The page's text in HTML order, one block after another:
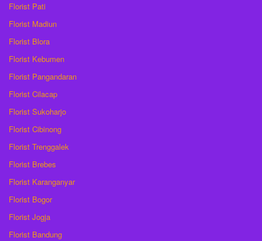
Florist Pati
Florist Madiun
Florist Blora
Florist Kebumen
Florist Pangandaran
Florist Cilacap
Florist Sukoharjo
Florist Cibinong
Florist Trenggalek
Florist Brebes
Florist Karanganyar
Florist Bogor
Florist Jogja
Florist Bandung